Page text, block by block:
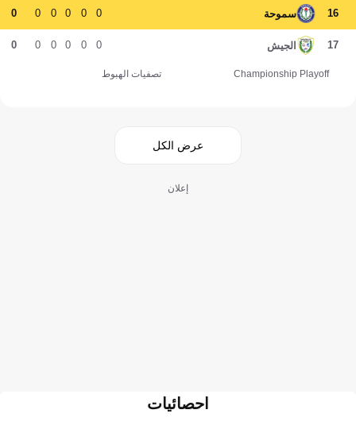
16 سموحة 0
0
0
0
0
0
17 الجيش 0
0
0
0
0
0
Championship Playoff تصفيات الهبوط
عرض الكل
إعلان
احصائيات